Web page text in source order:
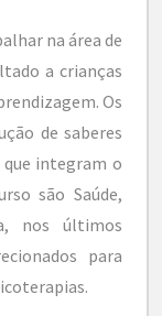
na área de
a crianças
Os
de saberes
integram o
são Saúde,
nos últimos
para